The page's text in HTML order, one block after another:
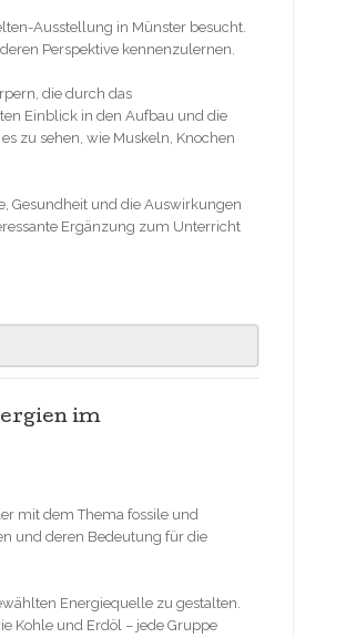
Ausstellung in Münster besucht.
Perspektive kennenzulernen.
die durch das
Einblick in den Aufbau und die
zu sehen, wie Muskeln, Knochen
Gesundheit und die Auswirkungen
Ergänzung zum Unterricht
im
mit dem Thema fossile und
und deren Bedeutung für die
Energiequelle zu gestalten.
Kohle und Erdöl – jede Gruppe